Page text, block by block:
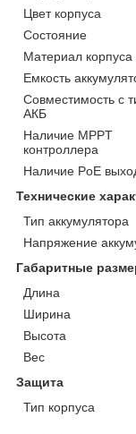
Цвет корпуса
Состояние
Материал корпуса
Емкость
Совместимость с
АКБ
Наличие MPPT
контроллера
Наличие PoE
Технические
Тип аккумулятора
Напряжение
Габаритные
Длина
Ширина
Высота
Вес
Защита
Тип корпуса